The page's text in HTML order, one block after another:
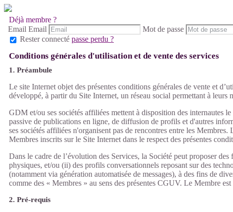
Déjà membre ?
Email Email Mot de passe
Rester connecté passe perdu ?
Conditions générales d'utilisation et de vente des services
1. Préambule
Le site Internet objet des présentes conditions générales de vente et
développé, à partir du Site Internet, un réseau social permettant à
GDM et/ou ses sociétés affiliées mettent à disposition des internautes
passive de publications en ligne, de diffusion de profils et d'autres
ses sociétés affiliées n'organisent pas de rencontres entre les
Membres inscrits sur le Site Internet dans le respect des présentes
Dans le cadre de l’évolution des Services, la Société peut proposer
physiques, et/ou (ii) des profils conversationnels reposant sur des
(notamment via génération automatisée de messages), à des fins de
comme des « Membres » au sens des présentes CGUV. Le Membre
2. Pré-requis